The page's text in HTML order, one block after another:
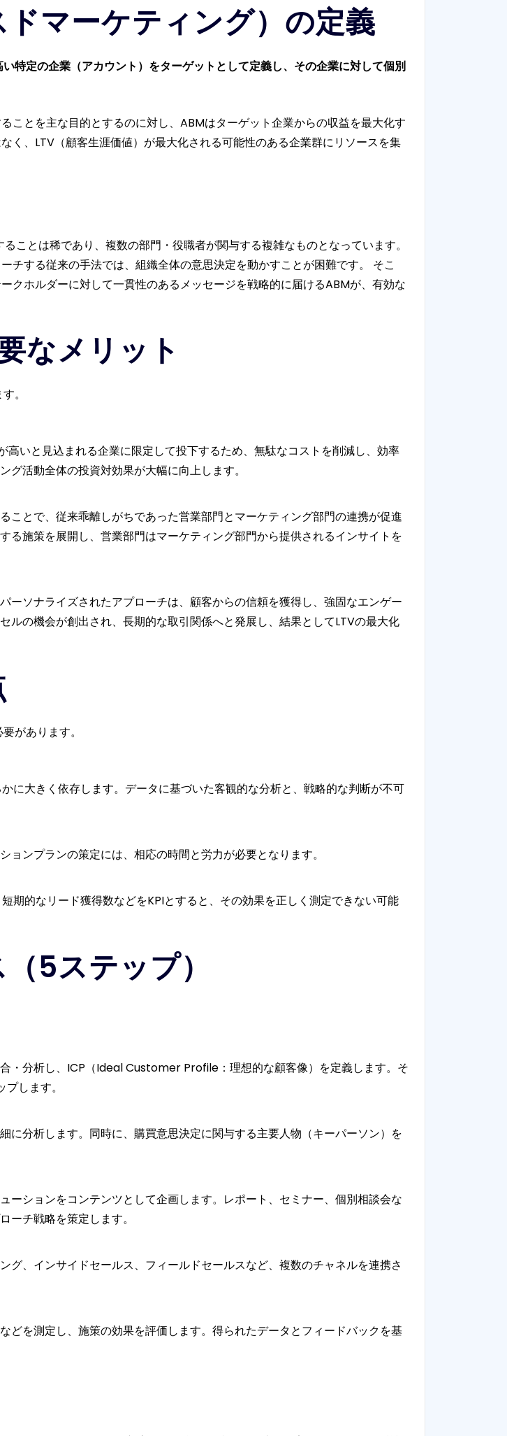
マーケティング）の定義
特定の企業（アカウント）をターゲットとして定義し、その企業に対して個別
ことを主な目的とするのに対し、ABMはターゲット企業からの収益を最大化す
く、LTV（顧客生涯価値）が最大化される可能性のある企業群にリソースを集
ことは稀であり、複数の部門・役職者が関与する複雑なものとなっています。
チする従来の手法では、組織全体の意思決定を動かすことが困難です。 そこ
クホルダーに対して一貫性のあるメッセージを戦略的に届けるABMが、有効な
なメリット
。
いと見込まれる企業に限定して投下するため、無駄なコストを削減し、効率
活動全体の投資対効果が大幅に向上します。
ことで、従来乖離しがちであった営業部門とマーケティング部門の連携が促進
る施策を展開し、営業部門はマーケティング部門から提供されるインサイトを
ーソナライズされたアプローチは、顧客からの信頼を獲得し、強固なエンゲー
ルの機会が創出され、長期的な取引関係へと発展し、結果としてLTVの最大化
があります。
に大きく依存します。データに基づいた客観的な分析と、戦略的な判断が不可
ンプランの策定には、相応の時間と労力が必要となります。
期的なリード獲得数などをKPIとすると、その効果を正しく測定できない可能
5ステップ）
・分析し、ICP（Ideal Customer Profile：理想的な顧客像）を定義します。そ
します。
に分析します。同時に、購買意思決定に関与する主要人物（キーパーソン）を
ーションをコンテンツとして企画します。レポート、セミナー、個別相談会な
ーチ戦略を策定します。
グ、インサイドセールス、フィールドセールスなど、複数のチャネルを連携さ
どを測定し、施策の効果を評価します。得られたデータとフィードバックを基